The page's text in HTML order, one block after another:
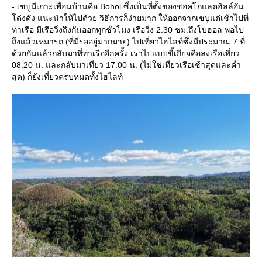
- เชบูมีเกาะเพื่อนบ้านคือ Bohol ซึ่งเป็นที่ตั้งของชอคโกแลตฮิลล์อัน
ด่งดัง แนะนำให้ไปด้วย วิธีการก็ง่ายมาก ให้ออกจากเชบูแต่เช้าไปที่
ท่าเรือ มีเรือวิ่งถึงกันออกทุกชั่วโมง เรือวิ่ง 2.30 ชม.ถึงโบฮอล พอไป
ถึงแล้วเหมารถ (ที่มีรออยู่มากมาย) ไปเที่ยวไฮไลท์ซึ่งมีประมาณ 7 ที่
ด้วยกันแล้วกลับมาที่ท่าเรืออีกครั้ง เราไปแบบขี้เกียจคือลงเรือเที่ยว
08.20 น. และกลับมาเที่ยว 17.00 น. (ไม่ใช่เที่ยวเรือเช้าสุดและค่ำ
สุด) ก็ยังเที่ยวครบหมดทั้งไฮไลท์